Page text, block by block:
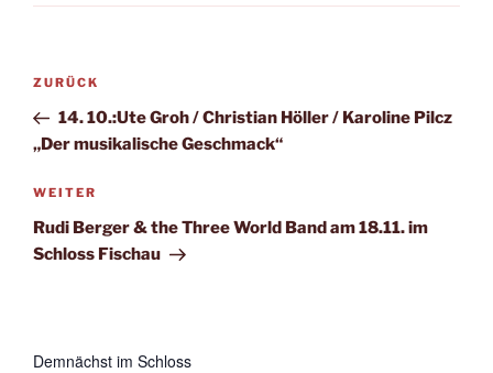
Beitragsnavigation
Vorheriger
Beitrag
ZURÜCK
14. 10.:Ute Groh / Christian Höller / Karoline Pilcz
„Der musikalische Geschmack“
Nächster
Beitrag
WEITER
Rudi Berger & the Three World Band am 18.11. im
Schloss Fischau
Demnächst im Schloss